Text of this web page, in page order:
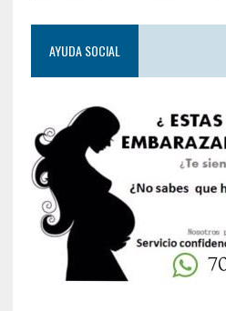
AYUDA SOCIAL